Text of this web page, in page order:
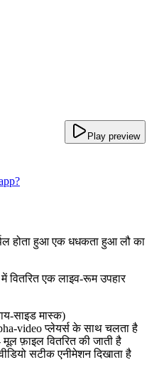
Play preview
होता हुआ एक धधकता हुआ लौ का
एक लाइव-रूम उपहार
साइड मास्क)
video प्लेयर्स के साथ चलता है
फ़ाइल वितरित की जाती है
सटीक एनीमेशन दिखाता है